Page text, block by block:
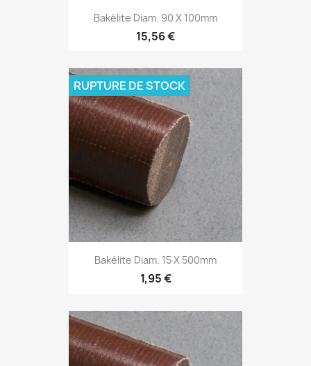
Bakélite Diam. 90 X 100mm
15,56 €
Bakélite Diam. 15 X 500mm
1,95 €
RUPTURE DE STOCK